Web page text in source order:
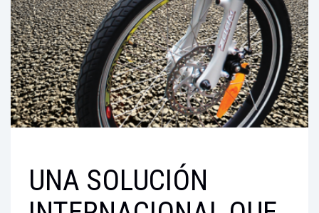
ACCESORIOS
BENEFICIOS
TIENDAS
RESOLUCIÓN 160
UNA SOLUCIÓN